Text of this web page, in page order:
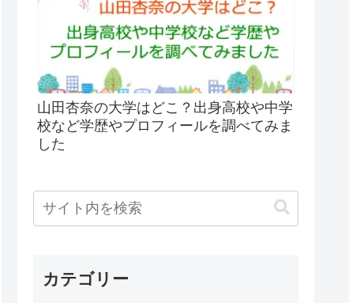
山田杏奈の大学はどこ？出身高校や中学
校など学歴やプロフィールを調べてみま
した
カテゴリー